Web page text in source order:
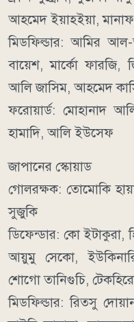
আহমেদ ইয়াহইয়া,
মিডফিল্ডার: আমির
বায়েশ, মার্কো ফারজি,
আলি জাসিম, আহমেদ
ফরোয়ার্ড: মোহানাদ
হামাদি, আলি ইউসেফ
জাপানের স্কোয়াড
গোলরক্ষক: তোমোকি
সুজুকি
ডিফেন্ডার: কো
আয়ুমু সেকো,
শোগো তানিগুচি,
মিডফিল্ডার: রিতসু